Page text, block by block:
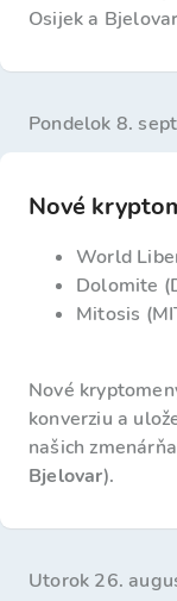
Osijek a
pondelok 8.
Nové
World
Dolomite
Mitosis
Nové
konverziu a
našich
Bjelovar).
utorok 26.